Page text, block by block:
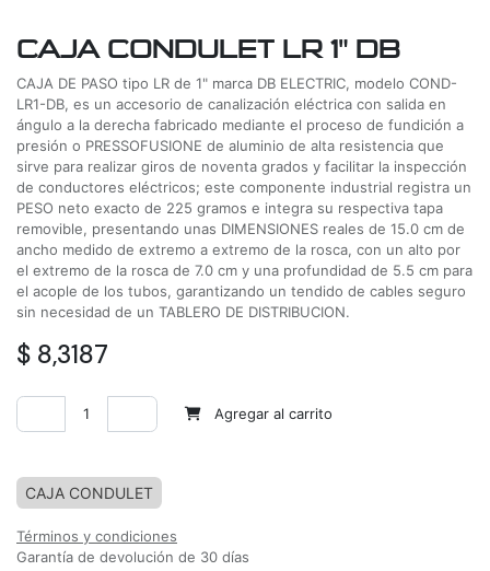
CAJA CONDULET LR 1" DB
CAJA DE PASO tipo LR de 1" marca DB ELECTRIC, modelo COND-
LR1-DB, es un accesorio de canalización eléctrica con salida en
ángulo a la derecha fabricado mediante el proceso de fundición a
presión o PRESSOFUSIONE de aluminio de alta resistencia que
sirve para realizar giros de noventa grados y facilitar la inspección
de conductores eléctricos; este componente industrial registra un
PESO neto exacto de 225 gramos e integra su respectiva tapa
removible, presentando unas DIMENSIONES reales de 15.0 cm de
ancho medido de extremo a extremo de la rosca, con un alto por
el extremo de la rosca de 7.0 cm y una profundidad de 5.5 cm para
el acople de los tubos, garantizando un tendido de cables seguro
sin necesidad de un TABLERO DE DISTRIBUCION.
$ 8,3187
Agregar al carrito
CAJA CONDULET
Términos y condiciones
Garantía de devolución de 30 días